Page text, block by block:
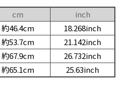
cm
inch
約46.4cm
18.268inch
約53.7cm
21.142inch
約67.9cm
26.732inch
約65.1cm 25.63inch